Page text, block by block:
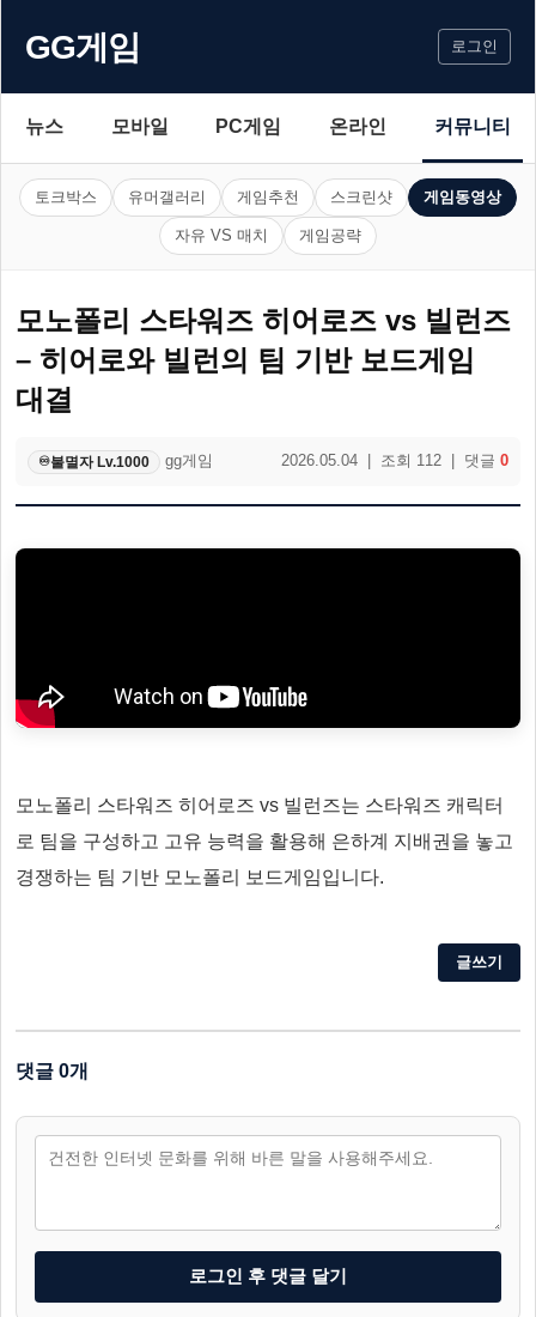
GG게임 로그인
뉴스 모바일 PC게임 온라인 커뮤니티
토크박스 유머갤러리 게임추천 스크린샷 게임동영상
자유 VS 매치 게임공략
모노폴리 스타워즈 히어로즈 vs 빌런즈
– 히어로와 빌런의 팀 기반 보드게임
대결
♾️불멸자 Lv.1000 gg게임 2026.05.04 | 조회 112 | 댓글 0
모노폴리 스타워즈 히어로즈 vs 빌런즈는 스타워즈 캐릭터
로 팀을 구성하고 고유 능력을 활용해 은하계 지배권을 놓고
경쟁하는 팀 기반 모노폴리 보드게임입니다.
글쓰기
댓글 0개
로그인 후 댓글 달기